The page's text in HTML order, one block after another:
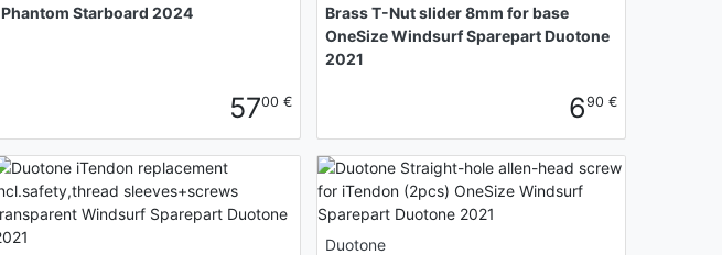
Phantom Starboard 2024
5700 €
Brass T-Nut slider 8mm for base
OneSize Windsurf Sparepart Duotone
2021
690 €
Duotone